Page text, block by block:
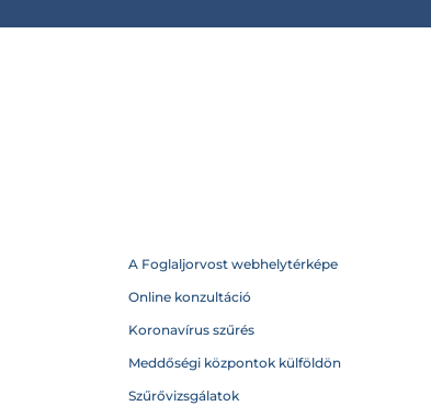
A Foglaljorvost webhelytérképe
Online konzultáció
Koronavírus szűrés
Meddőségi központok külföldön
Szűrővizsgálatok